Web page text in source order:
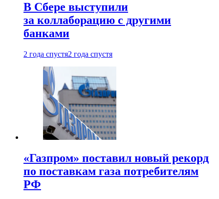
В Сбере выступили
за коллаборацию с другими
банками
2 года спустя2 года спустя
«Газпром» поставил новый рекорд
по поставкам газа потребителям
РФ